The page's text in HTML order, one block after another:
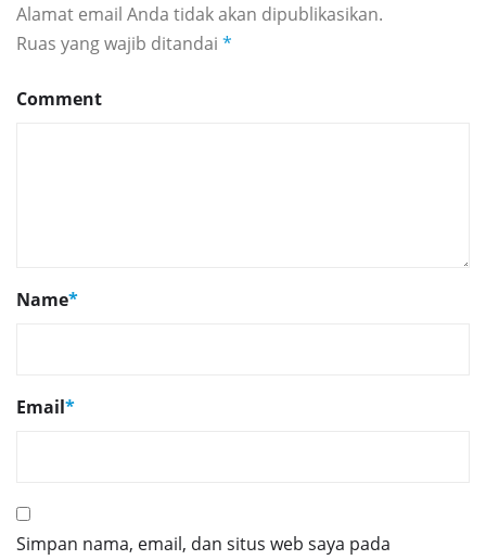
Alamat email Anda tidak akan dipublikasikan.
Ruas yang wajib ditandai *
Comment
Name*
Email*
Simpan nama, email, dan situs web saya pada